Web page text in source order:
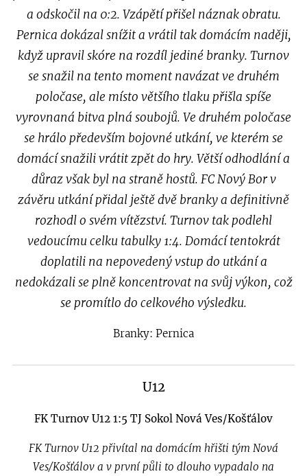
a odskočil na 0:2. Vzápětí přišel náznak obratu.
Pernica dokázal snížit a vrátil tak domácím naději,
když upravil skóre na rozdíl jediné branky. Turnov
se snažil na tento moment navázat ve druhém
poločase, ale místo většího tlaku přišla spíše
vyrovnaná bitva plná soubojů. Ve druhém poločase
se hrálo především bojovné utkání, ve kterém se
domácí snažili vrátit zpět do hry. Větší odhodlání a
důraz však byl na straně hostů. FC Nový Bor v
závěru utkání přidal ještě dvě branky a definitivně
rozhodl o svém vítězství. Turnov tak podlehl
vedoucímu celku tabulky 1:4. Domácí tentokrát
doplatili na nepovedený vstup do utkání a
nedokázali se plně koncentrovat na svůj výkon, což
se promítlo do celkového výsledku.
Branky: Pernica
U12
FK Turnov U12 1:5 TJ Sokol Nová Ves/Košťálov
FK Turnov U12 přivítal na domácím hřišti tým Nová
Ves/Košťálov a v první půli to dlouho vypadalo na